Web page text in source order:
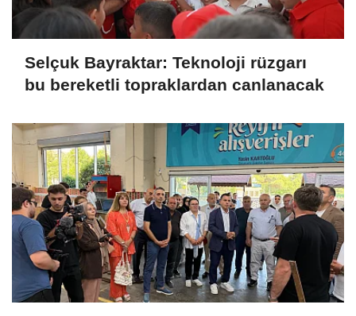
Selçuk Bayraktar: Teknoloji rüzgarı
bu bereketli topraklardan canlanacak